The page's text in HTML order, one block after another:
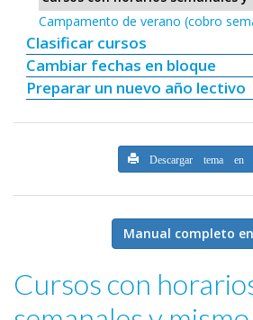
Campamento de verano (cobro
Clasificar cursos
Cambiar fechas en bloque
Preparar un nuevo año lectivo
Descargar tema en
Manual completo en
Cursos con